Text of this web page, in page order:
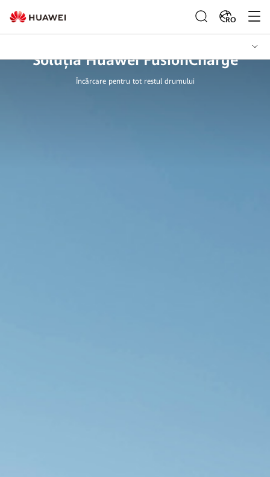
RO
Soluția Huawei FusionCharge
Încărcare pentru tot restul drumului